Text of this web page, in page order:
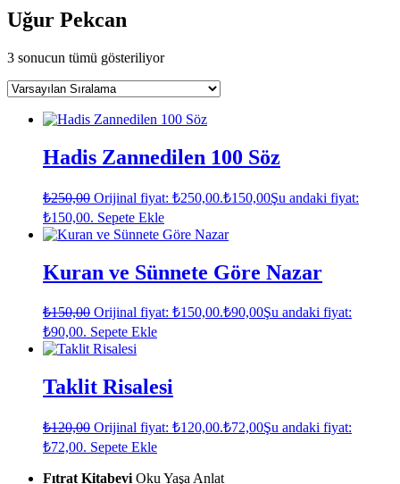
Uğur Pekcan
3 sonucun tümü gösteriliyor
Hadis Zannedilen 100 Söz
₺250,00 Orijinal fiyat: ₺250,00.₺150,00Şu andaki fiyat:
₺150,00. Sepete Ekle
Kuran ve Sünnete Göre Nazar
₺150,00 Orijinal fiyat: ₺150,00.₺90,00Şu andaki fiyat:
₺90,00. Sepete Ekle
Taklit Risalesi
₺120,00 Orijinal fiyat: ₺120,00.₺72,00Şu andaki fiyat:
₺72,00. Sepete Ekle
Fıtrat Kitabevi Oku Yaşa Anlat